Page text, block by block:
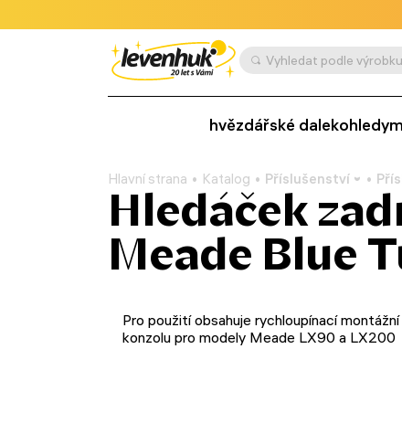
hvězdářské dalekohledy
Hlavní strana Katalog Příslušenství
Hledáček
Meade Blue
Pro použití obsahuje rychloupínací montážní
konzolu pro modely Meade LX90 a LX200